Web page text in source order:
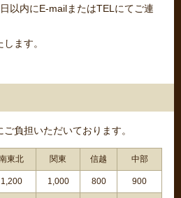
以内にE-mailまたはTELにてご連
ます。
負担いただいております。
東北 関東 信越 中部
1,200 1,000 800 900